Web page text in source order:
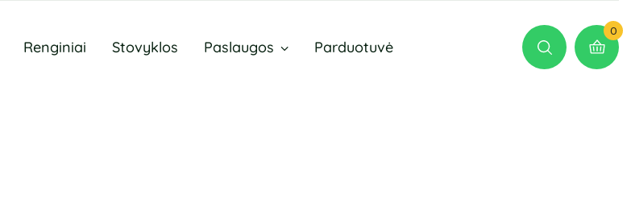
Renginiai Stovyklos Paslaugos Parduotuvė
0